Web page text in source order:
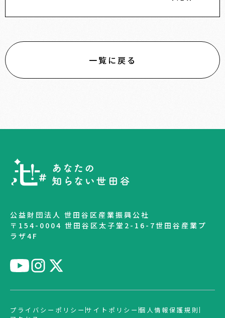
一覧に戻る
公益財団法人 世田谷区産業振興公社
〒154-0004 世田谷区太子堂2-16-7世田谷産業プ
ラザ4F
プライバシーポリシー サイトポリシー 個人情報保護規則